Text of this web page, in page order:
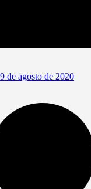
de agosto de 2020